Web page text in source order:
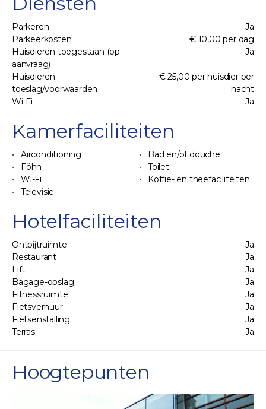
Parkeren
Ja
Parkeerkosten
€ 10,00 per dag
Huisdieren toegestaan (op
aanvraag)
Ja
Huisdieren
toeslag/voorwaarden
€ 25,00 per huisdier per
nacht
Wi-Fi
Ja
Kamerfaciliteiten
Airconditioning
Bad en/of douche
Föhn
Toilet
Wi-Fi
Koffie- en theefaciliteiten
Televisie
Hotelfaciliteiten
Ontbijtruimte
Ja
Restaurant
Ja
Lift
Ja
Bagage-opslag
Ja
Fitnessruimte
Ja
Fietsverhuur
Ja
Fietsenstalling
Ja
Terras
Ja
Hoogtepunten